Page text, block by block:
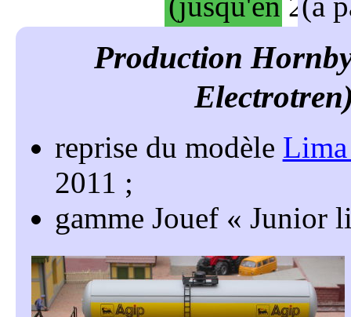
reprise du modèle
2011
gamme Jouef
Junior